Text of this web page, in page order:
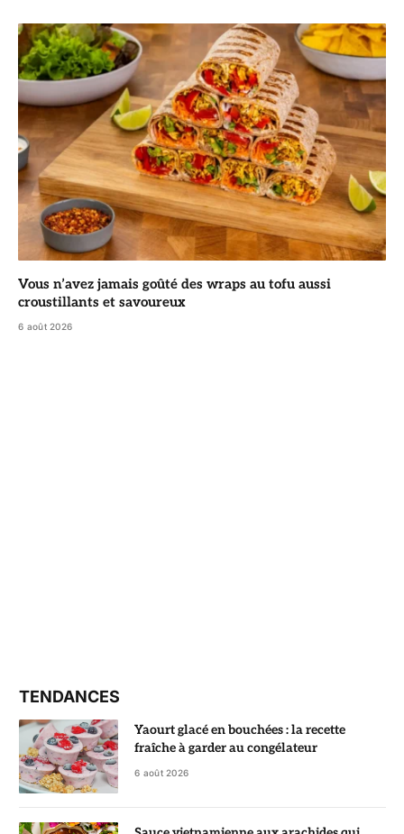
Vous n’avez jamais goûté des wraps au tofu aussi
croustillants et savoureux
6 août 2026
TENDANCES
Yaourt glacé en bouchées : la recette
fraîche à garder au congélateur
6 août 2026